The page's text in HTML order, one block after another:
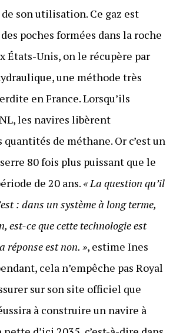
son utilisation. Ce gaz est
poches formées dans la roche
États-Unis, on le récupère par
une méthode très
en France. Lorsqu’ils
les navires libèrent
quantités de méthane. Or c’est un
80 fois plus puissant que le
de 20 ans. « La question qu’il
: dans un système à long terme,
est-ce que cette technologie est
réponse est non. », estime Ines
cela n’empêche pas Royal
sur son site officiel que
à construire un navire à